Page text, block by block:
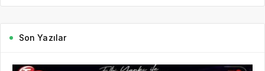
Son Yazılar